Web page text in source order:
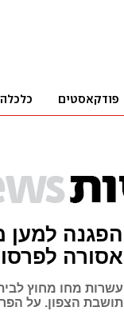
הפגנה למען
אסורה
עשרות מחו מחוץ
תושבת הצפון. על